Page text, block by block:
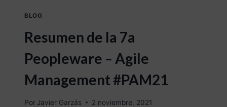
BLOG
Resumen de la 7a
Peopleware – Agile
Management #PAM21
Por Javier Garzás 2 noviembre, 2021